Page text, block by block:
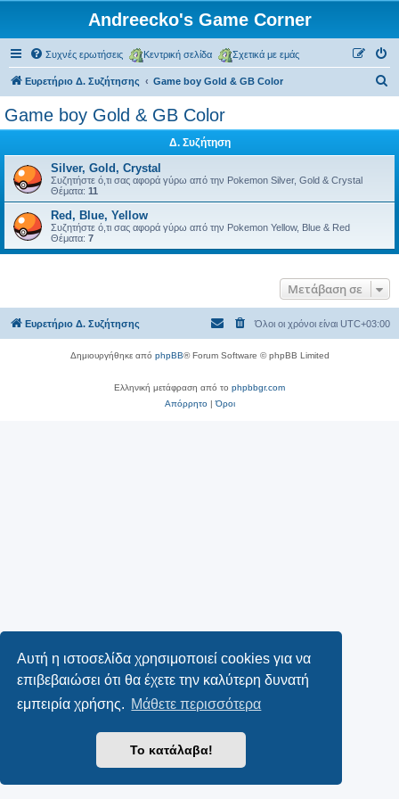
Αυτή η ιστοσελίδα χρησιμοποιεί cookies για να
επιβεβαιώσει ότι θα έχετε την καλύτερη δυνατή
εμπειρία χρήσης. Μάθετε περισσότερα
Το κατάλαβα!
Andreecko's Game Corner
Συχνές ερωτήσεις Κεντρική σελίδα Σχετικά με εμάς
Ευρετήριο Δ. Συζήτησης Game boy Gold & GB Color
η
Game boy Gold & GB Color
Δ. Συζήτηση
Silver, Gold, Crystal
Συζητήστε ό,τι σας αφορά γύρω από την Pokemon Silver, Gold & Crystal
Θέματα: 11
Red, Blue, Yellow
Συζητήστε ό,τι σας αφορά γύρω από την Pokemon Yellow, Blue & Red
Θέματα: 7
Μετάβαση σε
Ευρετήριο Δ. Συζήτησης Όλοι οι χρόνοι είναι UTC+03:00
Δημιουργήθηκε από phpBB® Forum Software © phpBB Limited
Ελληνική μετάφραση από το phpbbgr.com
Απόρρητο|Όροι